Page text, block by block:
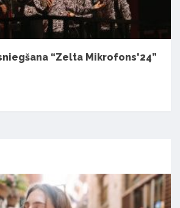
“Zelta Mikrofons'24”